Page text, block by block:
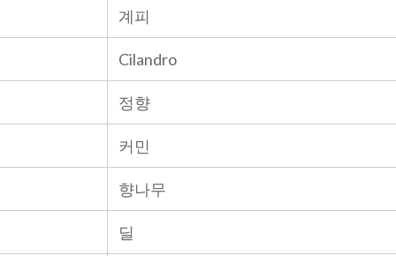
계피
Cilandro
정향
커민
향나무
딜